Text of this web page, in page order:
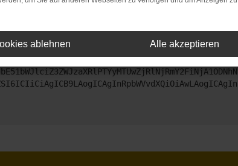
das Problem zu beheben. Du kannst uns
ablehnen Alle akzeptieren